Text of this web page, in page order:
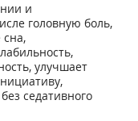
и
головную боль,
сна,
улучшает
седативного